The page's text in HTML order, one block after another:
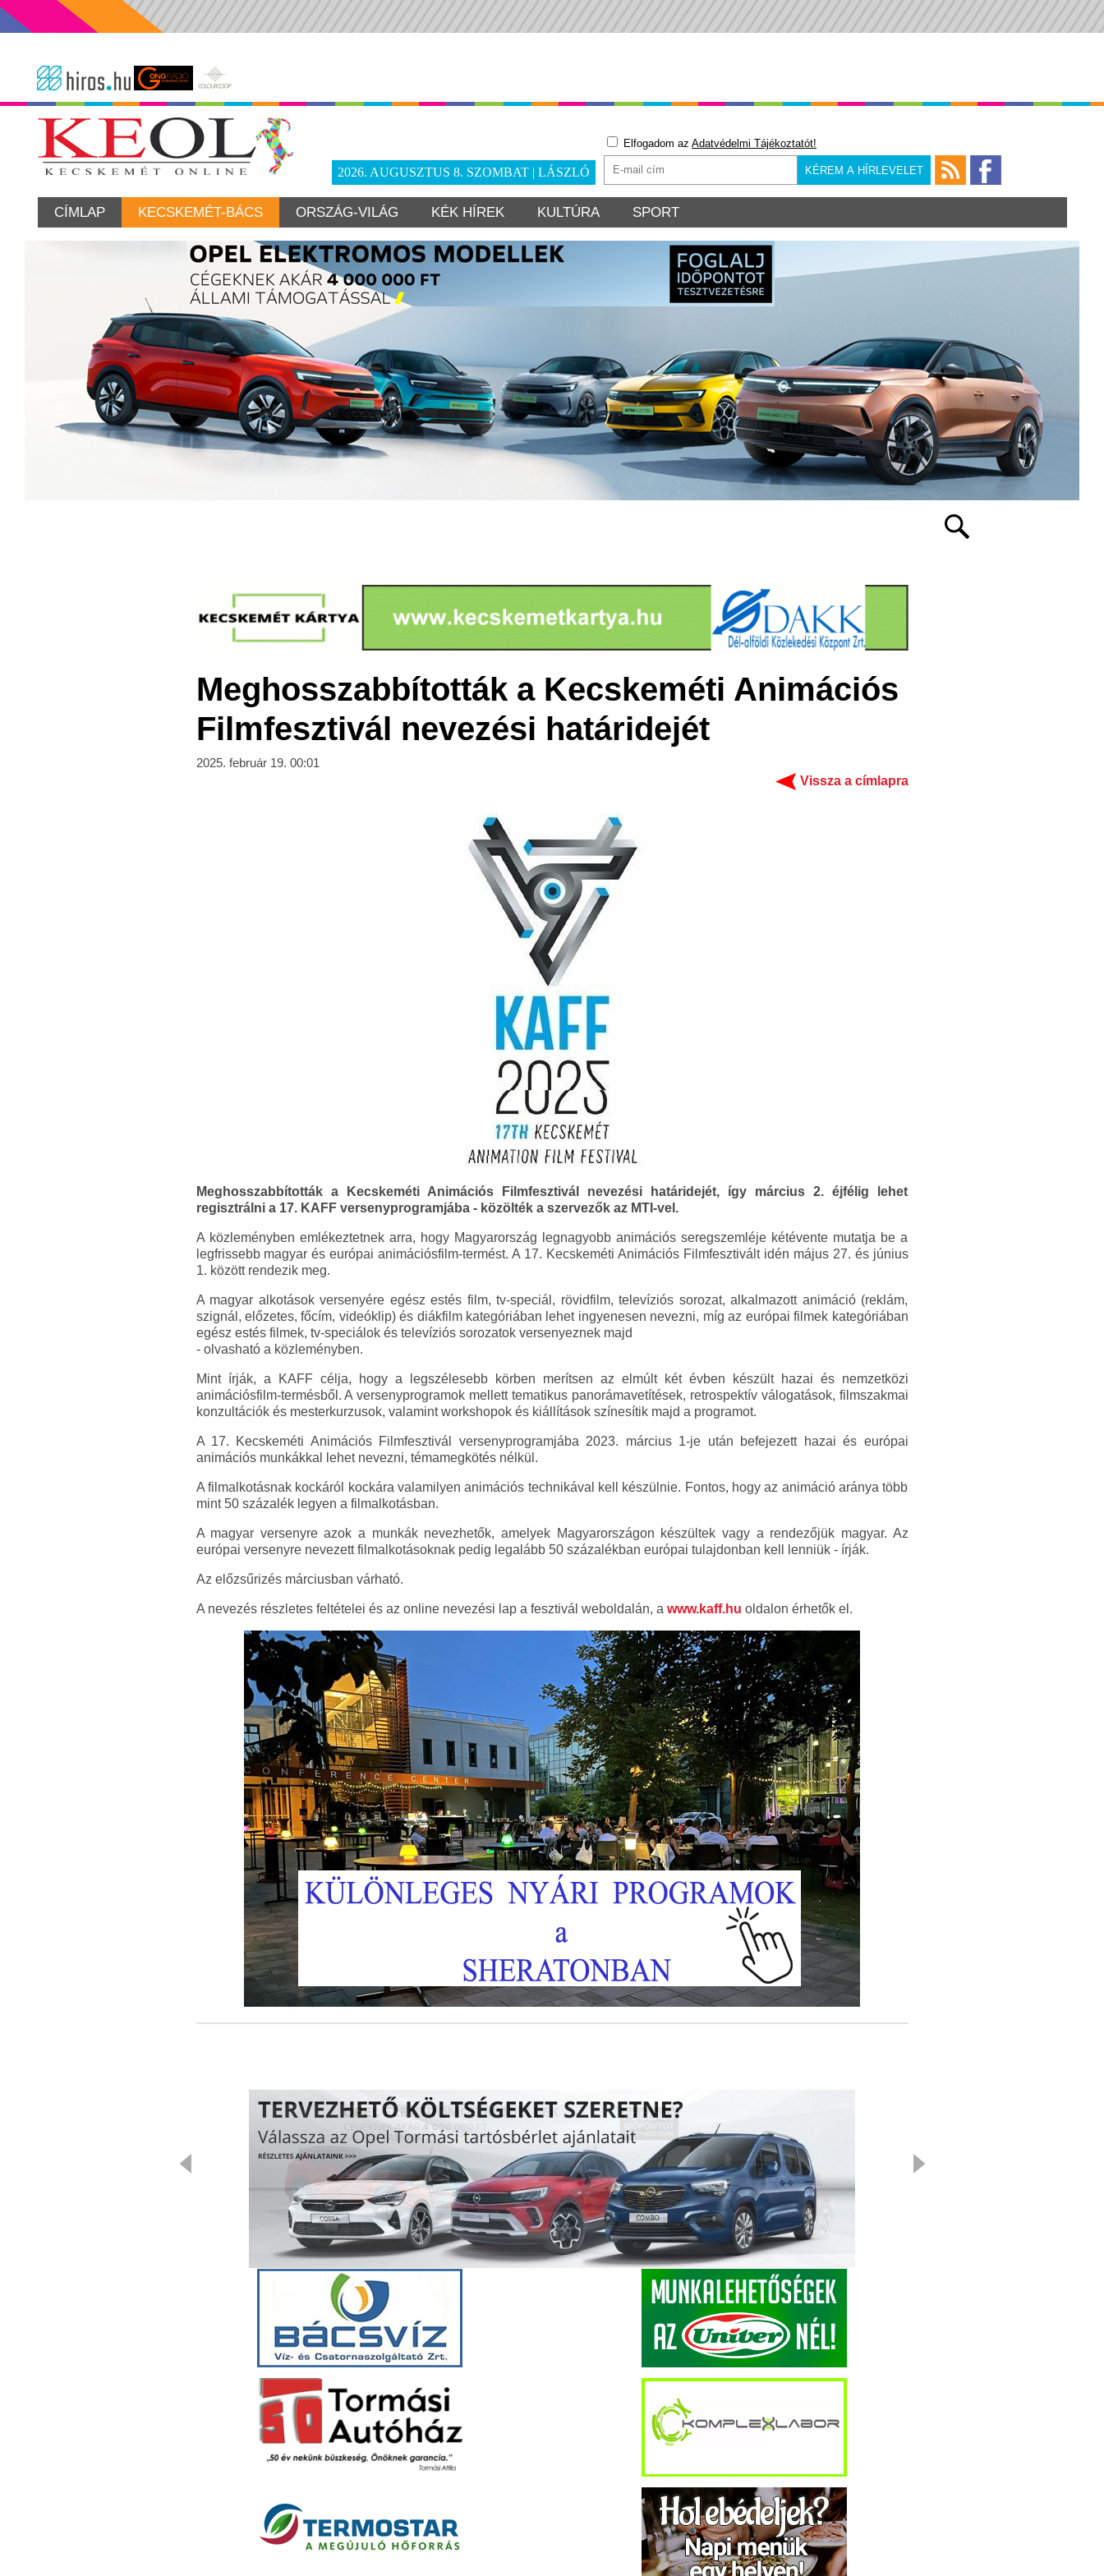
2026. AUGUSZTUS 8. SZOMBAT | LÁSZLÓ
Elfogadom az Adatvédelmi Tájékoztatót!
CÍMLAP KECSKEMÉT-BÁCS ORSZÁG-VILÁG KÉK HÍREK KULTÚRA SPORT
Meghosszabbították a Kecskeméti Animációs
Filmfesztivál nevezési határidejét
2025. február 19. 00:01
Vissza a címlapra
Meghosszabbították a Kecskeméti Animációs Filmfesztivál nevezési határidejét, így március 2. éjfélig lehet
regisztrálni a 17. KAFF versenyprogramjába - közölték a szervezők az MTI-vel.
A közleményben emlékeztetnek arra, hogy Magyarország legnagyobb animációs seregszemléje kétévente mutatja be a
legfrissebb magyar és európai animációsfilm-termést. A 17. Kecskeméti Animációs Filmfesztivált idén május 27. és június
1. között rendezik meg.
A magyar alkotások versenyére egész estés film, tv-speciál, rövidfilm, televíziós sorozat, alkalmazott animáció (reklám,
szignál, előzetes, főcím, videóklip) és diákfilm kategóriában lehet ingyenesen nevezni, míg az európai filmek kategóriában
egész estés filmek, tv-speciálok és televíziós sorozatok versenyeznek majd
- olvasható a közleményben.
Mint írják, a KAFF célja, hogy a legszélesebb körben merítsen az elmúlt két évben készült hazai és nemzetközi
animációsfilm-termésből. A versenyprogramok mellett tematikus panorámavetítések, retrospektív válogatások, filmszakmai
konzultációk és mesterkurzusok, valamint workshopok és kiállítások színesítik majd a programot.
A 17. Kecskeméti Animációs Filmfesztivál versenyprogramjába 2023. március 1-je után befejezett hazai és európai
animációs munkákkal lehet nevezni, témamegkötés nélkül.
A filmalkotásnak kockáról kockára valamilyen animációs technikával kell készülnie. Fontos, hogy az animáció aránya több
mint 50 százalék legyen a filmalkotásban.
A magyar versenyre azok a munkák nevezhetők, amelyek Magyarországon készültek vagy a rendezőjük magyar. Az
európai versenyre nevezett filmalkotásoknak pedig legalább 50 százalékban európai tulajdonban kell lenniük - írják.
Az előzsűrizés márciusban várható.
A nevezés részletes feltételei és az online nevezési lap a fesztivál weboldalán, a www.kaff.hu oldalon érhetők el.